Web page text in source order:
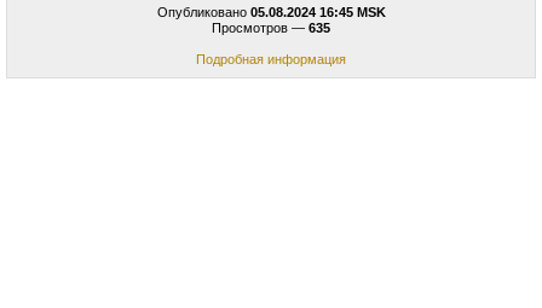
Опубликовано 05.08.2024 16:45 MSK
Просмотров — 635
Подробная информация